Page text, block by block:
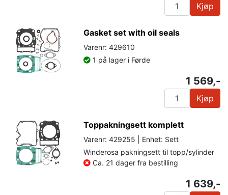
Kjøp
Gasket set with oil seals
Varenr: 429610
1 på lager i Førde
1 569,-
Kjøp
Toppakningsett komplett
Varenr: 429255 | Enhet: Sett
Winderosa pakningsett til topp/sylinder
Ca. 21 dager fra bestilling
1 639,-